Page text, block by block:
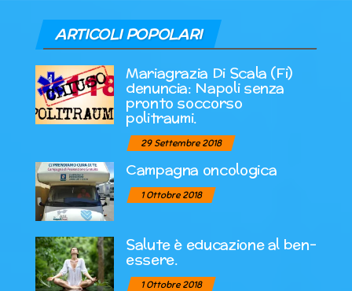
ARTICOLI POPOLARI
Mariagrazia Di Scala (Fi)
denuncia: Napoli senza
pronto soccorso
politraumi.
29 Settembre 2018
Campagna oncologica
1 Ottobre 2018
Salute è educazione al ben-
essere.
1 Ottobre 2018